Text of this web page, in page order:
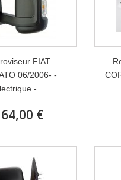
FIAT
06/2006- -
-...
€